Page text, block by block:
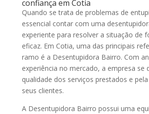
confiança em Cotia
Quando se trata de problemas de
essencial contar com uma
experiente para resolver a situação de
eficaz. Em Cotia, uma das principais
ramo é a Desentupidora Bairro. Com
experiência no mercado, a empresa se
qualidade dos serviços prestados e
seus clientes.
A Desentupidora Bairro possui uma